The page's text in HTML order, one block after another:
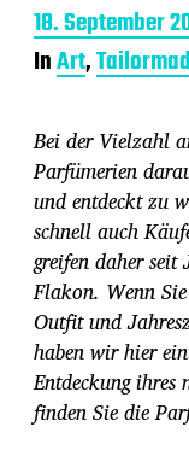
B
e
i
a
g
s
d
a
t
u
m
18. September
InArt,
Bei der Vielzahl
Parfümerien
und entdeckt zu
schnell auch
greifen daher seit
Flakon. Wenn
Outfit und
haben wir hier
Entdeckung ihres
finden Sie die